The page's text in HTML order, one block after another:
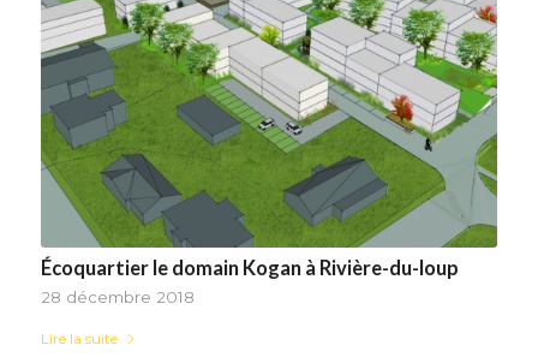
Écoquartier le domain Kogan à Rivière-du-loup
28 décembre 2018
Lire la suite